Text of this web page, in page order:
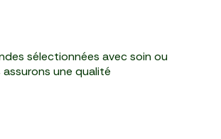
sélectionnées avec soin ou
une qualité